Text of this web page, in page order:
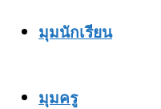
มุมนักเรียน
มุมครู